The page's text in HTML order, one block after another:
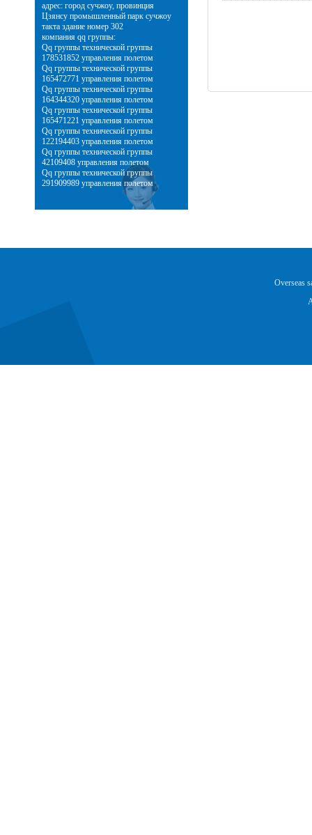
адрес: город сучжоу, провинция
Цзянсу промышленный парк сучжоу
такта здание номер 302
компания qq группы:
Qq группы технической группы
178531852 управления полетом
Qq группы технической группы
165472771 управления полетом
Qq группы технической группы
164344320 управления полетом
Qq группы технической группы
165471221 управления полетом
Qq группы технической группы
122194403 управления полетом
Qq группы технической группы
42109408 управления полетом
Qq группы технической группы
291909989 управления полетом
Overseas